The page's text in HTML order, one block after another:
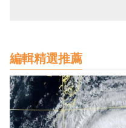
編輯精選推薦